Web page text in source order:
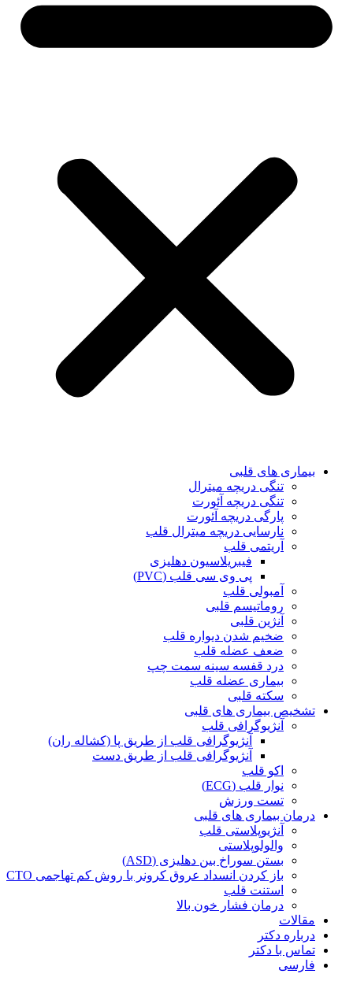
بیماری های قلبی
تنگی دریچه میترال
تنگی دریچه آئورت
پارگی دریچه آئورت
نارسایی دریچه میترال قلب
آریتمی قلب
فیبریلاسیون دهلیزی
پی وی سی قلب (PVC)
آمبولی قلب
روماتیسم قلبی
آنژین قلبی
ضخیم شدن دیواره قلب
ضعف عضله قلب
درد قفسه سينه سمت چپ
بیماری عضله قلب
سکته قلبی
تشخیص بیماری های قلبی
آنژیوگرافی قلب
آنژیوگرافی قلب از طریق پا (کشاله ران)
آنژیوگرافی قلب از طریق دست
اکو قلب
نوار قلب (ECG)
تست ورزش
درمان بیماری های قلبی
آنژیوپلاستی قلب
والولوپلاستی
بستن سوراخ بین دهلیزی (ASD)
باز کردن انسداد عروق کرونر با روش کم تهاجمی CTO
استنت قلب
درمان فشار خون بالا
مقالات
درباره دکتر
تماس با دکتر
فارسی